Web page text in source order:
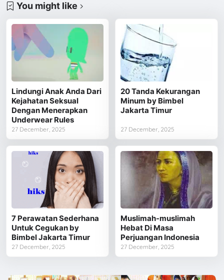
You might like
Lindungi Anak Anda Dari
Kejahatan Seksual
Dengan Menerapkan
Underwear Rules
27 December, 2025
20 Tanda Kekurangan
Minum by Bimbel
Jakarta Timur
27 December, 2025
7 Perawatan Sederhana
Untuk Cegukan by
Bimbel Jakarta Timur
27 December, 2025
Muslimah-muslimah
Hebat Di Masa
Perjuangan Indonesia
27 December, 2025